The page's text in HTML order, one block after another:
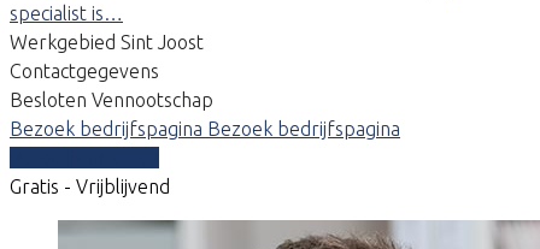
specialist is…
Werkgebied Sint Joost
Contactgegevens
Besloten Vennootschap
Bezoek bedrijfspagina Bezoek bedrijfspagina
Gratis - Vrijblijvend